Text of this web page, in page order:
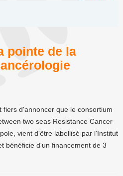
pointe de la
fiers d'annoncer que le consortium
two seas Resistance Cancer
vient d'être labellisé par l'Institut
bénéficie d'un financement de 3